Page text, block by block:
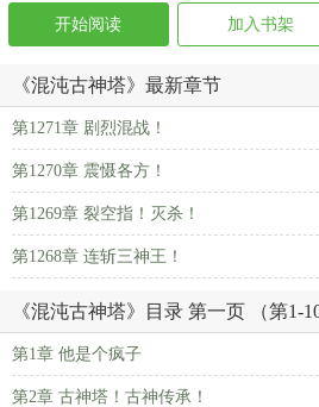
开始阅读 加入书架
《混沌古神塔》最新章节
第1271章 剧烈混战！
第1270章 震慑各方！
第1269章 裂空指！灭杀！
第1268章 连斩三神王！
《混沌古神塔》目录 第一页 （第1-
第1章 他是个疯子
第2章 古神塔！古神传承！